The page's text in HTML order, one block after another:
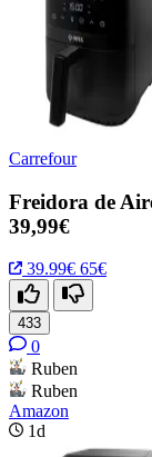
Carrefour
Freidora de
39,99€
39.99€ 65€
433
0
Ruben
Ruben
Amazon
1d